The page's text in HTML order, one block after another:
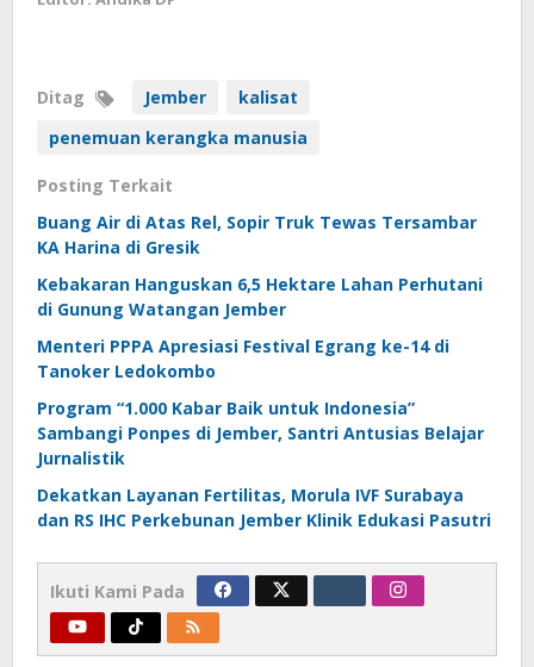
Ditag Jember
kalisat
penemuan kerangka manusia
Posting Terkait
Buang Air di Atas Rel, Sopir Truk Tewas Tersambar
KA Harina di Gresik
Kebakaran Hanguskan 6,5 Hektare Lahan Perhutani
di Gunung Watangan Jember
Menteri PPPA Apresiasi Festival Egrang ke-14 di
Tanoker Ledokombo
Program “1.000 Kabar Baik untuk Indonesia”
Sambangi Ponpes di Jember, Santri Antusias Belajar
Jurnalistik
Dekatkan Layanan Fertilitas, Morula IVF Surabaya
dan RS IHC Perkebunan Jember Klinik Edukasi Pasutri
Ikuti Kami Pada